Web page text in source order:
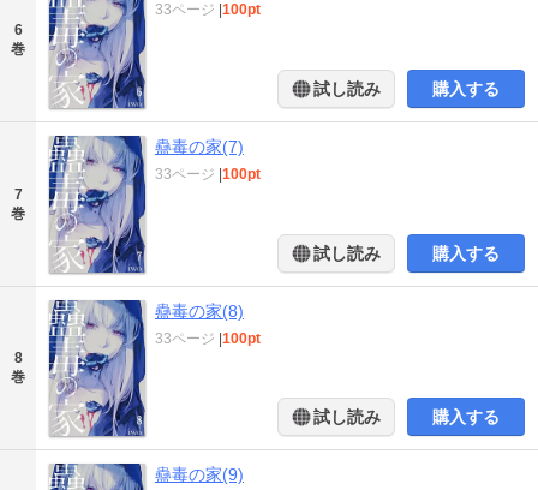
6
巻
33ページ 100pt
試し読み 購入する
7
巻
蠱毒の家(7)
33ページ 100pt
試し読み 購入する
8
巻
蠱毒の家(8)
33ページ 100pt
試し読み 購入する
蠱毒の家(9)